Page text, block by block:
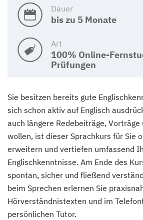
Dauer
bis zu 5 Monate
Art
100% Online-
Prüfungen
Sie besitzen bereits gute
sich schon aktiv auf Englisch
auch längere Redebeiträge,
wollen, ist dieser Sprachkurs für Sie
erweitern und vertiefen umfassend
Englischkenntnisse. Am Ende des
spontan, sicher und fließend
beim Sprechen erlernen Sie
Hörverständnistexten und im
persönlichen Tutor.